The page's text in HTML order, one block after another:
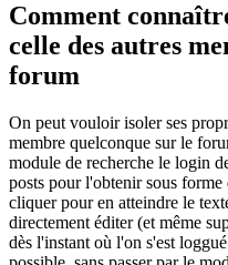
Comment
celle des autres
forum
On peut vouloir isoler ses
membre quelconque sur le
module de recherche le login
posts pour l'obtenir sous
cliquer pour en atteindre le
directement éditer (et même
dès l'instant où l'on s'est